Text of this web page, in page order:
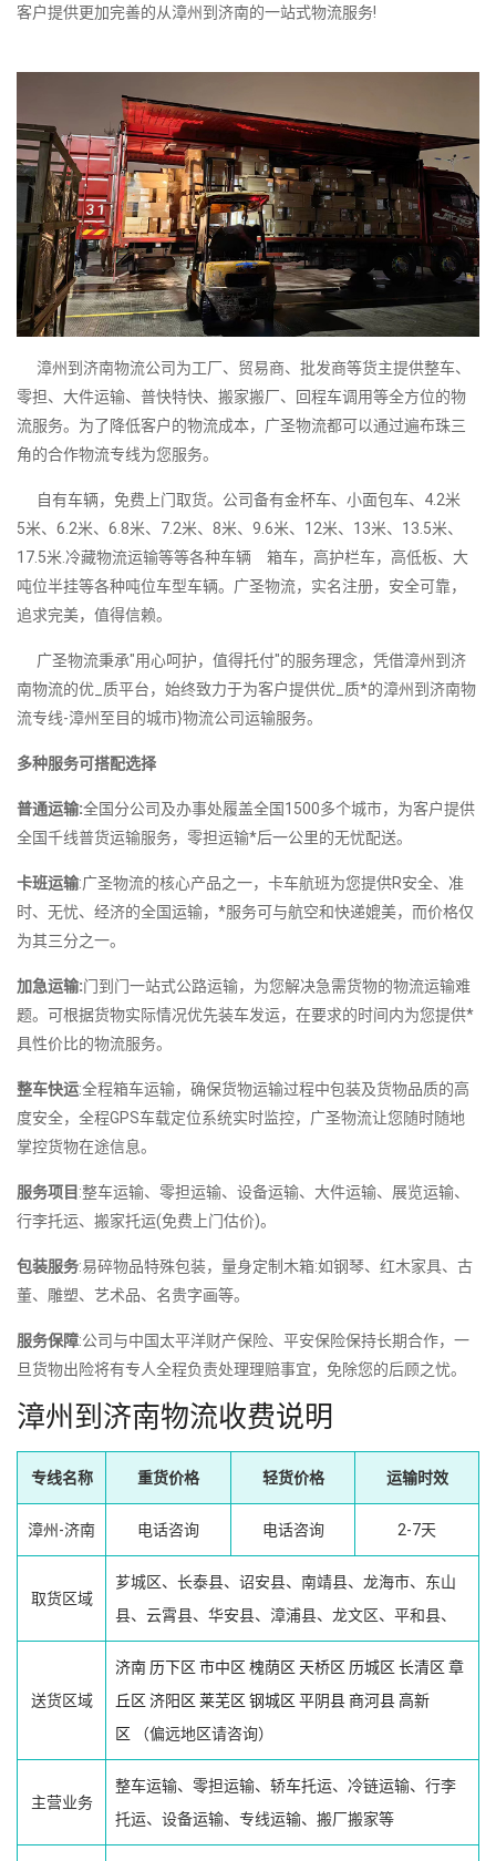
客户提供更加完善的从漳州到济南的一站式物流服务!
漳州到济南物流公司为工厂、贸易商、批发商等货主提供整车、
零担、大件运输、普快特快、搬家搬厂、回程车调用等全方位的物
流服务。为了降低客户的物流成本，广圣物流都可以通过遍布珠三
角的合作物流专线为您服务。
自有车辆，免费上门取货。公司备有金杯车、小面包车、4.2米
5米、6.2米、6.8米、7.2米、8米、9.6米、12米、13米、13.5米、
17.5米.冷藏物流运输等等各种车辆 箱车，高护栏车，高低板、大
吨位半挂等各种吨位车型车辆。广圣物流，实名注册，安全可靠，
追求完美，值得信赖。
广圣物流秉承"用心呵护，值得托付"的服务理念，凭借漳州到济
南物流的优_质平台，始终致力于为客户提供优_质*的漳州到济南物
流专线-漳州至目的城市}物流公司运输服务。
多种服务可搭配选择
普通运输:全国分公司及办事处履盖全国1500多个城市，为客户提供
全国千线普货运输服务，零担运输*后一公里的无忧配送。
卡班运输:广圣物流的核心产品之一，卡车航班为您提供R安全、准
时、无忧、经济的全国运输，*服务可与航空和快递媲美，而价格仅
为其三分之一。
加急运输:门到门一站式公路运输，为您解决急需货物的物流运输难
题。可根据货物实际情况优先装车发运，在要求的时间内为您提供*
具性价比的物流服务。
整车快运:全程箱车运输，确保货物运输过程中包装及货物品质的高
度安全，全程GPS车载定位系统实时监控，广圣物流让您随时随地
掌控货物在途信息。
服务项目 :整车运输、零担运输、设备运输、大件运输、展览运输、
行李托运、搬家托运(免费上门估价)。
包装服务:易碎物品特殊包装，量身定制木箱:如钢琴、红木家具、古
董、雕塑、艺术品、名贵字画等。
服务保障:公司与中国太平洋财产保险、平安保险保持长期合作，一
旦货物出险将有专人全程负责处理理赔事宜，免除您的后顾之忧。
漳州到济南物流收费说明
专线名称 重货价格 轻货价格 运输时效
漳州-济南 电话咨询 电话咨询 2-7天
取货区域
芗城区、长泰县、诏安县、南靖县、龙海市、东山
县、云霄县、华安县、漳浦县、龙文区、平和县、
送货区域
济南 历下区 市中区 槐荫区 天桥区 历城区 长清区 章
丘区 济阳区 莱芜区 钢城区 平阴县商河县高新
区 （偏远地区请咨询）
主营业务
整车运输、零担运输、轿车托运、冷链运输、行李
托运、设备运输、专线运输、搬厂搬家等